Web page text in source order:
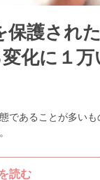
護され
化に１万
であることが多い
読む